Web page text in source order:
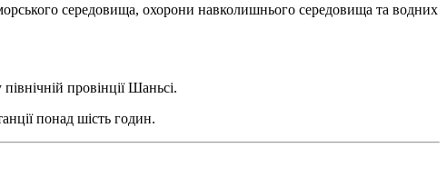
середовища, охорони навколишнього середовища та водних
провінції Шаньсі.
понад шість годин.